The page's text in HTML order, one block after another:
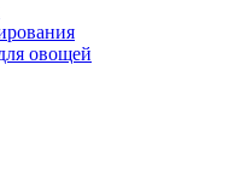
овощей